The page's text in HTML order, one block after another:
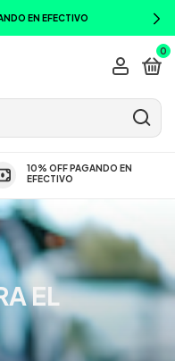
EN EFECTIVO
0
10% OFF PAGANDO EN
EFECTIVO
EL